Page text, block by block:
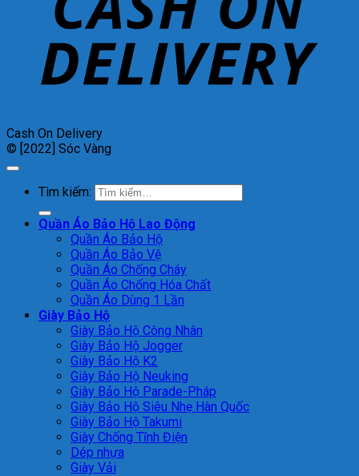
Cash On Delivery
© [2022] Sóc Vàng
Tìm kiếm:
Quần Áo Bảo Hộ Lao Động
Quần Áo Bảo Hộ
Quần Áo Bảo Vệ
Quần Áo Chống Cháy
Quần Áo Chống Hóa Chất
Quần Áo Dùng 1 Lần
Giày Bảo Hộ
Giày Bảo Hộ Công Nhân
Giày Bảo Hộ Jogger
Giày Bảo Hộ K2
Giày Bảo Hộ Neuking
Giày Bảo Hộ Parade-Pháp
Giày Bảo Hộ Siêu Nhẹ Hàn Quốc
Giày Bảo Hộ Takumi
Giày Chống Tĩnh Điện
Dép nhựa
Giày Vải